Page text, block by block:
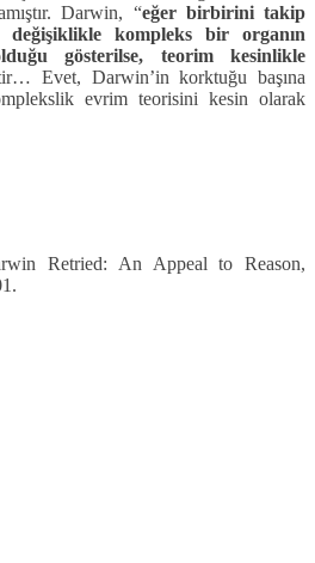
Darwin, “eğer birbirini takip
kompleks bir organın
gösterilse, teorim kesinlikle
Evet, Darwin’in korktuğu başına
evrim teorisini kesin olarak
Retried: An Appeal to Reason,